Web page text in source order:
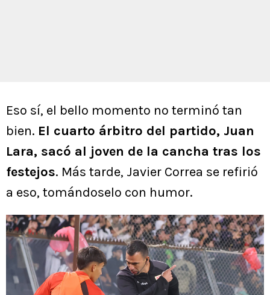
Eso sí, el bello momento no terminó tan
bien. El cuarto árbitro del partido, Juan
Lara, sacó al joven de la cancha tras los
festejos. Más tarde, Javier Correa se refirió
a eso, tomándoselo con humor.